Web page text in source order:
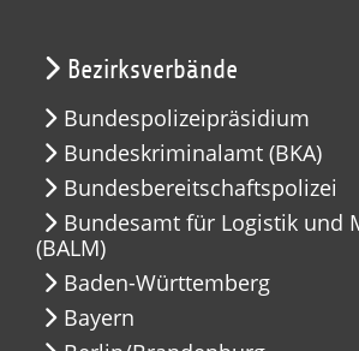
Bezirksverbände
Bundespolizeipräsidium
Bundeskriminalamt (BKA)
Bundesbereitschaftspolizei
Bundesamt für Logistik und
(BALM)
Baden-Württemberg
Bayern